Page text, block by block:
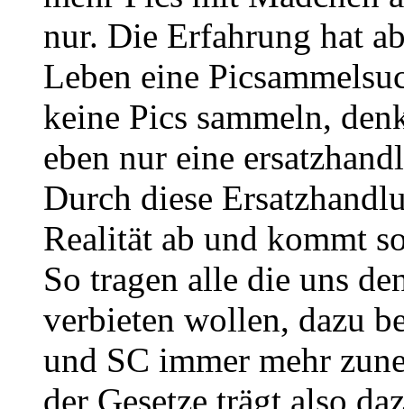
nur. Die Erfahrung hat
Leben eine
keine Pics sammeln,
eben nur eine
Durch diese
Realität ab und kommt
So tragen alle die uns
verbieten wollen, dazu
und SC immer mehr
der Gesetze trägt also